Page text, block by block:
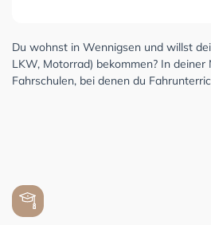
Du wohnst in Wennigsen und willst
LKW, Motorrad) bekommen? In deiner
Fahrschulen, bei denen du